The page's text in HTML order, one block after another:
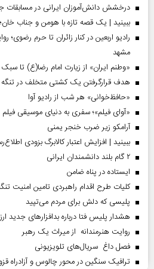
درخشش دانش‌آموزان ایرانی در مسابقات
ببینید | یک قصه تازه با هومن و جناب‌
رادیو اربعین در کنار زائران تا حرم
مشهد
«وطنم ایران» از زیارت امام رضا(ع) تا
هدف قرارگرفتن یک کشتی متخلف در
«حافظ‌خوانی» هر شب از رادیو آوا
«آوای فیلم»؛ سفری به دنیای موسیقی فیلم
آرامکو زیر ضرب خنجر یمنی
ببینید | افزایش اعتبار کالابرگ بزودی
۲ گام بلند دانشمندان ایرانی
ایستاده در پناه ضامن
کلیات طرح اقدام راهبردی تامین امنیت
پلیسی که دلش برای مردم می‌تپید
هشدار پلیس فتا درباره بدافزار‌های جدید
روایت هنرمندانه از میراث یک رهبر
فصل داغ سریال‌های تلویزیونی
ترافیک سنگین در محور چالوس و آزادراه